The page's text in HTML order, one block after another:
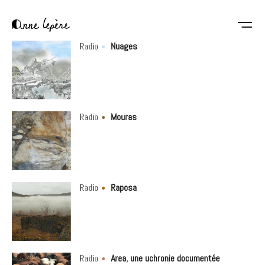
contenu
principal
Anne
Lepère
Radio Nuages
Radio Mouras
Radio Raposa
Radio Area, une uchronie documentée